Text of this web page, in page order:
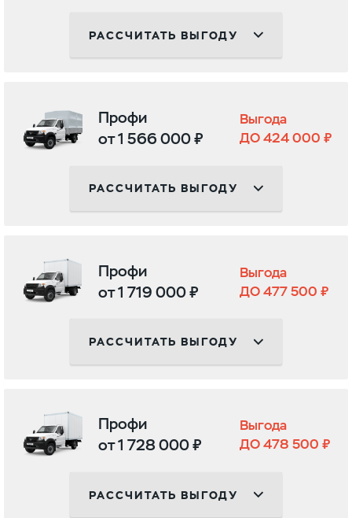
РАССЧИТАТЬ ВЫГОДУ
Профи
от 1 566 000 ₽
Выгода
ДО 424 000 ₽
РАССЧИТАТЬ ВЫГОДУ
Профи
от 1 719 000 ₽
Выгода
ДО 477 500 ₽
РАССЧИТАТЬ ВЫГОДУ
Профи
от 1 728 000 ₽
Выгода
ДО 478 500 ₽
РАССЧИТАТЬ ВЫГОДУ